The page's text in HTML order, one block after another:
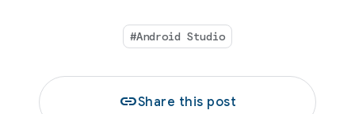
#Android Studio
linkShare this post